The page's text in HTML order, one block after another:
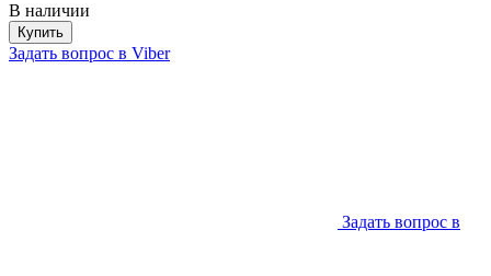
В наличии
Купить
Задать вопрос в Viber
Задать вопрос в